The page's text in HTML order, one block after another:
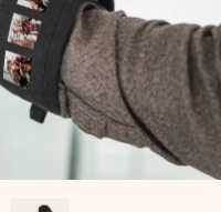
quelques étapes – avec
qui touche le cœur.
pour le moment idéal.